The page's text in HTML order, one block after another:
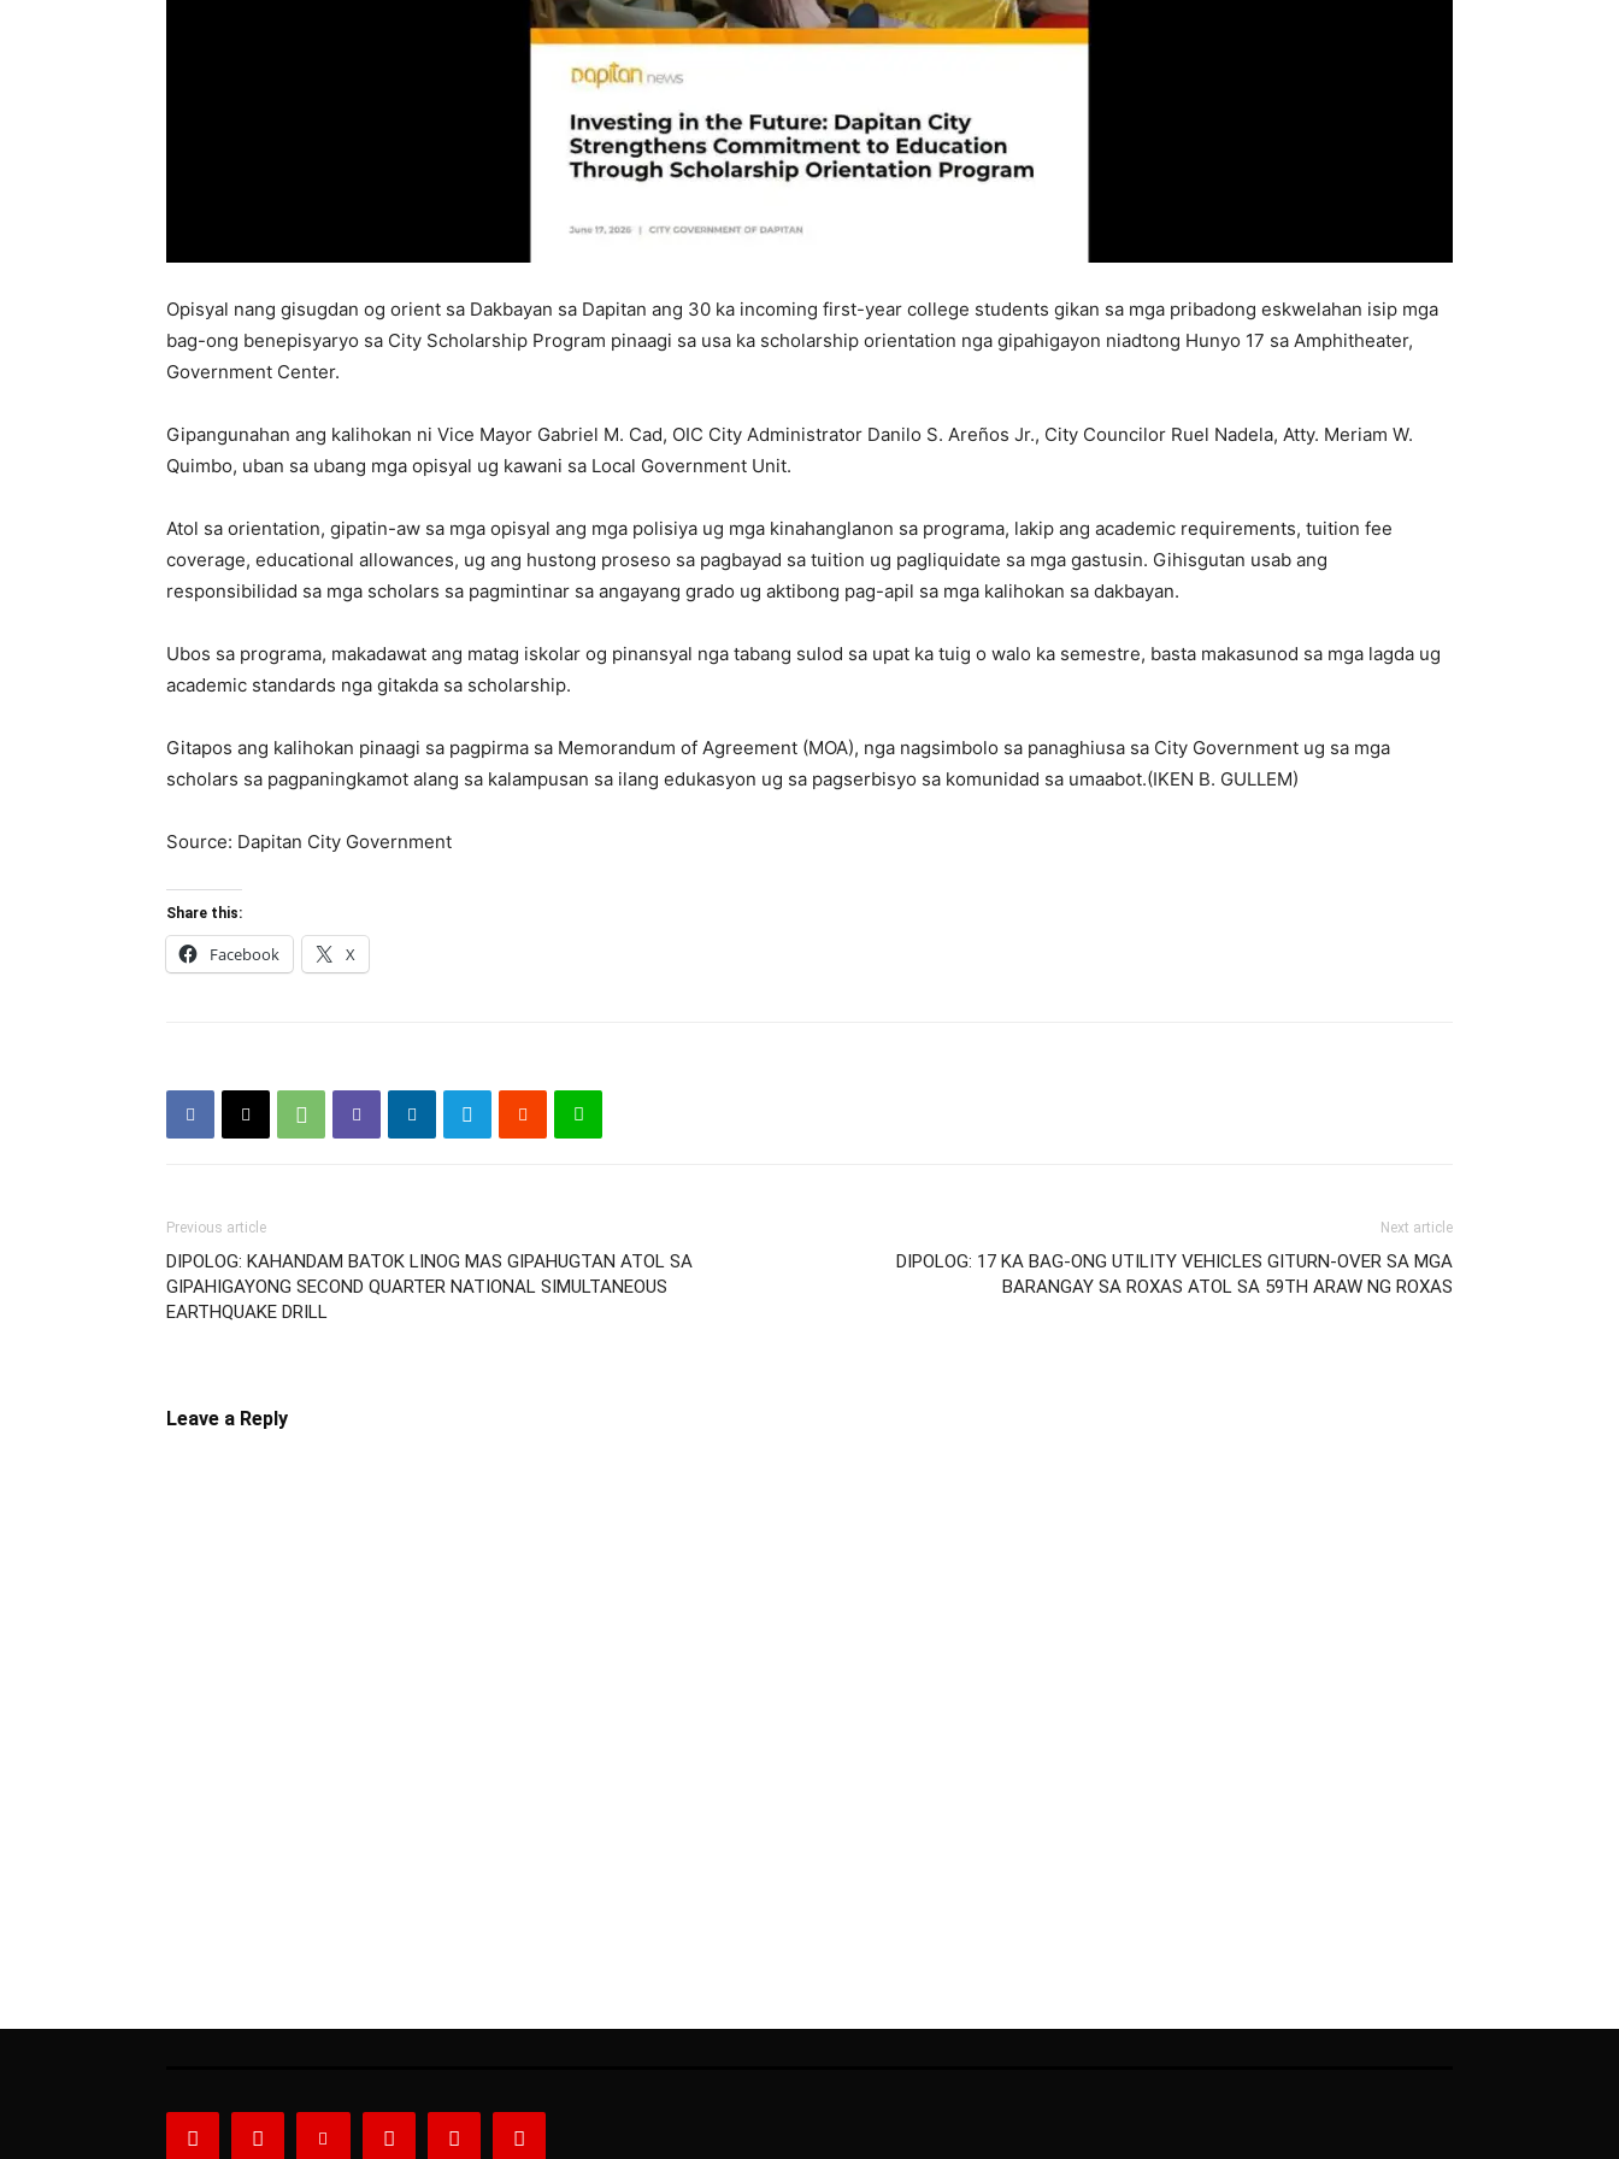
Opisyal nang gisugdan og orient sa Dakbayan sa Dapitan ang 30 ka incoming first-year college students gikan sa mga pribadong eskwelahan isip mga
bag-ong benepisyaryo sa City Scholarship Program pinaagi sa usa ka scholarship orientation nga gipahigayon niadtong Hunyo 17 sa Amphitheater,
Government Center.
Gipangunahan ang kalihokan ni Vice Mayor Gabriel M. Cad, OIC City Administrator Danilo S. Areños Jr., City Councilor Ruel Nadela, Atty. Meriam W.
Quimbo, uban sa ubang mga opisyal ug kawani sa Local Government Unit.
Atol sa orientation, gipatin-aw sa mga opisyal ang mga polisiya ug mga kinahanglanon sa programa, lakip ang academic requirements, tuition fee
coverage, educational allowances, ug ang hustong proseso sa pagbayad sa tuition ug pagliquidate sa mga gastusin. Gihisgutan usab ang
responsibilidad sa mga scholars sa pagmintinar sa angayang grado ug aktibong pag-apil sa mga kalihokan sa dakbayan.
Ubos sa programa, makadawat ang matag iskolar og pinansyal nga tabang sulod sa upat ka tuig o walo ka semestre, basta makasunod sa mga lagda ug
academic standards nga gitakda sa scholarship.
Gitapos ang kalihokan pinaagi sa pagpirma sa Memorandum of Agreement (MOA), nga nagsimbolo sa panaghiusa sa City Government ug sa mga
scholars sa pagpaningkamot alang sa kalampusan sa ilang edukasyon ug sa pagserbisyo sa komunidad sa umaabot.(IKEN B. GULLEM)
Source: Dapitan City Government
Share this:
Facebook X
Previous article
DIPOLOG: KAHANDAM BATOK LINOG MAS GIPAHUGTAN ATOL SA
GIPAHIGAYONG SECOND QUARTER NATIONAL SIMULTANEOUS
EARTHQUAKE DRILL
Next article
DIPOLOG: 17 KA BAG-ONG UTILITY VEHICLES GITURN-OVER SA MGA
BARANGAY SA ROXAS ATOL SA 59TH ARAW NG ROXAS
Leave a Reply